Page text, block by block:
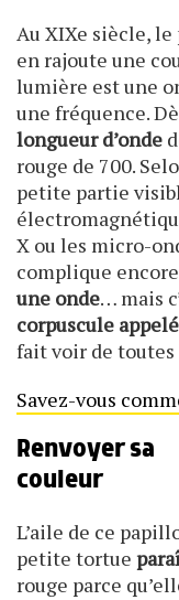
Au XIXe siècle,
en rajoute une
lumière est une
une fréquence.
longueur d’onde
rouge de 700.
petite partie
X ou les micro-
complique
une onde… mais
corpuscule
fait voir de toutes
Savez-vous
Renvoyer sa
couleur
L’aile de ce
petite tortue
rouge parce